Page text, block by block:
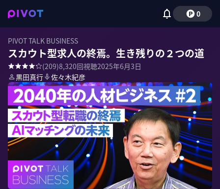
0
PIVOT TALK BUSINESS
スカウト型求人の終焉。生き残りの２つの道
(209)8,320回視聴2025年6月3日
黒田真行
佐々木紀彦